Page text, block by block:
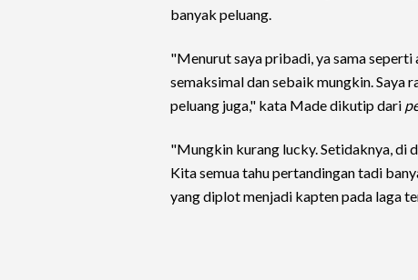
banyak peluang.
"Menurut saya pribadi, ya sama seperti
semaksimal dan sebaik mungkin. Saya
peluang juga," kata Made dikutip dari
"Mungkin kurang lucky. Setidaknya, di
Kita semua tahu pertandingan tadi
yang diplot menjadi kapten pada laga